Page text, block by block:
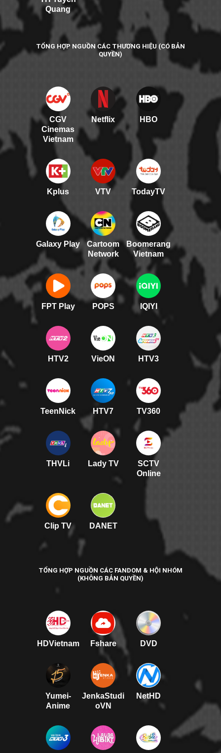
Quang
TỔNG HỢP NGUỒN CÁC THƯƠNG HIỆU (CÓ BẢN
QUYỀN)
CGV
Cinemas
Vietnam
Netflix HBO
Kplus VTV TodayTV
Galaxy Play
Cartoom
Network
Boomerang
Vietnam
FPT Play POPS IQIYI
HTV2 VieON HTV3
TeenNick HTV7 TV360
THVLi Lady TV
SCTV
Online
Clip TV DANET
TỔNG HỢP NGUỒN CÁC FANDOM & HỘI NHÓM
(KHÔNG BẢN QUYỀN)
HDVietnam Fshare DVD
Yumei-
Anime
JenkaStudi
oVN
NetHD